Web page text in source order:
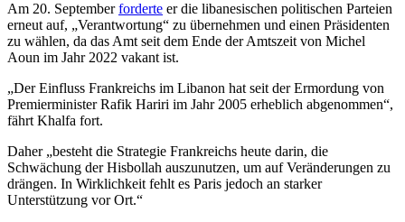
Am 20. Septemberforderte er die libanesischen politischen Parteien
erneut auf, „Verantwortung“ zu übernehmen und einen Präsidenten
zu wählen, da das Amt seit dem Ende der Amtszeit von Michel
Aoun im Jahr 2022 vakant ist.
„Der Einfluss Frankreichs im Libanon hat seit der Ermordung von
Premierminister Rafik Hariri im Jahr 2005 erheblich abgenommen“,
fährt Khalfa fort.
Daher „besteht die Strategie Frankreichs heute darin, die
Schwächung der Hisbollah auszunutzen, um auf Veränderungen zu
drängen. In Wirklichkeit fehlt es Paris jedoch an starker
Unterstützung vor Ort.“